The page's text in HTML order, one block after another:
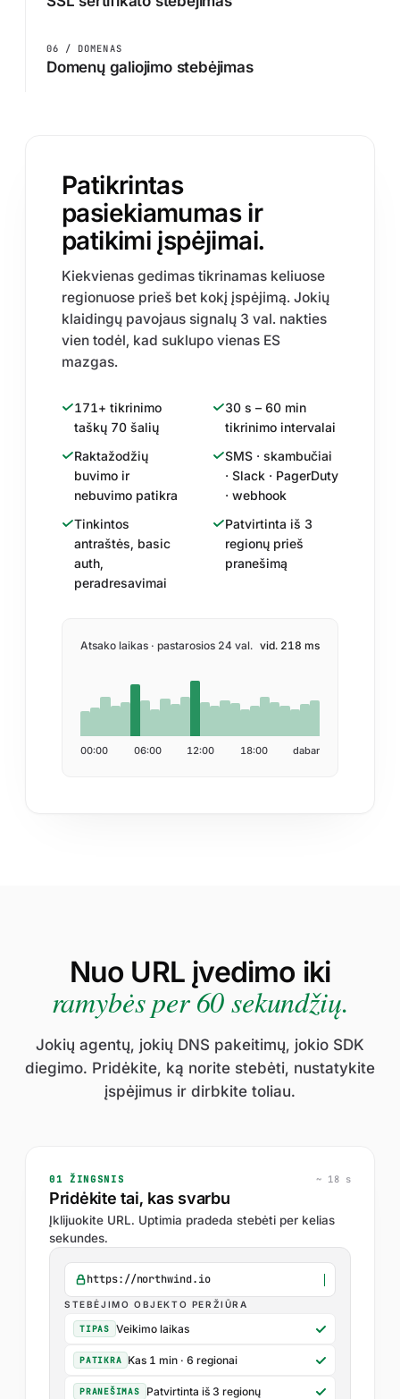
06 / DOMENAS
Domenų galiojimo stebėjimas
Patikrintas
pasiekiamumas ir
patikimi įspėjimai.
Kiekvienas gedimas tikrinamas keliuose
regionuose prieš bet kokį įspėjimą. Jokių
klaidingų pavojaus signalų 3 val. nakties
vien todėl, kad suklupo vienas ES
mazgas.
171+ tikrinimo
taškų 70 šalių
30 s – 60 min
tikrinimo intervalai
Raktažodžių
buvimo ir
nebuvimo patikra
SMS · skambučiai
· Slack · PagerDuty
· webhook
Tinkintos
antraštės, basic
auth,
peradresavimai
Patvirtinta iš 3
regionų prieš
pranešimą
Atsako laikas · pastarosios 24 val. vid. 218 ms
00:00 06:00 12:00 18:00 dabar
Nuo URL įvedimo iki
ramybės per 60 sekundžių.
Jokių agentų, jokių DNS pakeitimų, jokio SDK
diegimo. Pridėkite, ką norite stebėti, nustatykite
įspėjimus ir dirbkite toliau.
01 ŽINGSNIS ~ 18 s
Pridėkite tai, kas svarbu
Įklijuokite URL. Uptimia pradeda stebėti per kelias
sekundes.
https://northwind.io
STEBĖJIMO OBJEKTO PERŽIŪRA
TIPAS Veikimo laikas
PATIKRA Kas 1 min · 6 regionai
PRANEŠIMAS Patvirtinta iš 3 regionų